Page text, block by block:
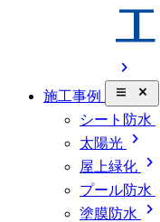
chevron_right
施工事例 close_small
シート防水
太陽光 chevron_right
屋上緑化 chevron_right
プール防水
塗膜防水 chevron_right